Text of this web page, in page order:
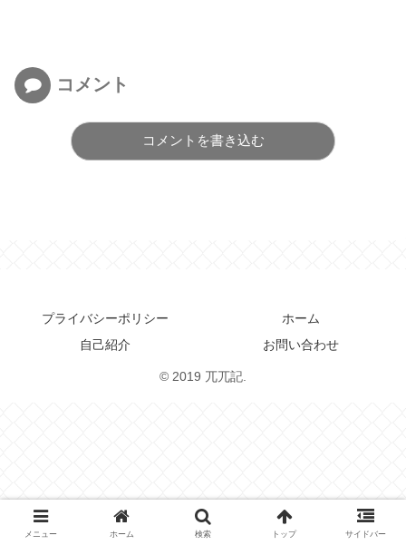
コメント
コメントを書き込む
プライバシーポリシー
ホーム
自己紹介
お問い合わせ
© 2019 兀兀記.
メニュー ホーム 検索 トップ サイドバー